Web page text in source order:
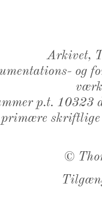
Arkivet,
og
p.t. 10323
primære
©